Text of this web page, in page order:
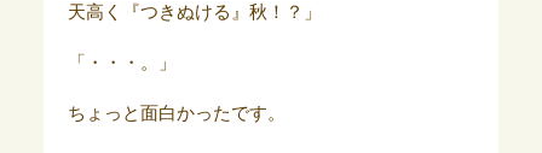
天高く『つきぬける』秋！？」
「・・・。」
ちょっと面白かったです。